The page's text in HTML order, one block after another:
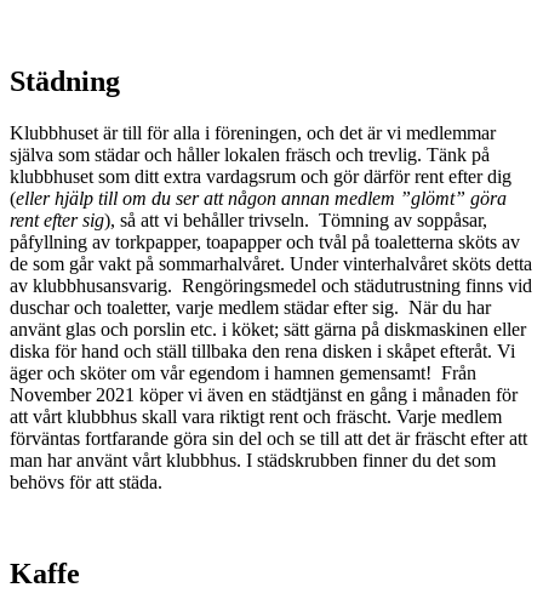
Städning
Klubbhuset är till för alla i föreningen, och det är vi medlemmar
själva som städar och håller lokalen fräsch och trevlig. Tänk på
klubbhuset som ditt extra vardagsrum och gör därför rent efter dig
(eller hjälp till om du ser att någon annan medlem ”glömt” göra
rent efter sig), så att vi behåller trivseln. Tömning av soppåsar,
påfyllning av torkpapper, toapapper och tvål på toaletterna sköts av
de som går vakt på sommarhalvåret. Under vinterhalvåret sköts detta
av klubbhusansvarig. Rengöringsmedel och städutrustning finns vid
duschar och toaletter, varje medlem städar efter sig. När du har
använt glas och porslin etc. i köket; sätt gärna på diskmaskinen eller
diska för hand och ställ tillbaka den rena disken i skåpet efteråt. Vi
äger och sköter om vår egendom i hamnen gemensamt! Från
November 2021 köper vi även en städtjänst en gång i månaden för
att vårt klubbhus skall vara riktigt rent och fräscht. Varje medlem
förväntas fortfarande göra sin del och se till att det är fräscht efter att
man har använt vårt klubbhus. I städskrubben finner du det som
behövs för att städa.
Kaffe